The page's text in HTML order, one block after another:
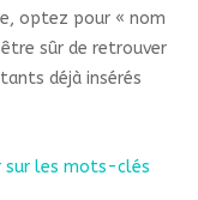
optez pour « nom
sûr de retrouver
déjà insérés
sur les mots-clés